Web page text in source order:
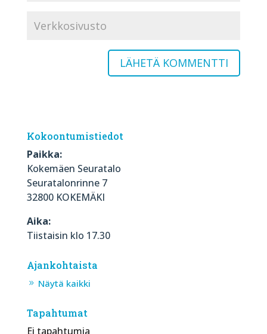
Kokoontumistiedot
Paikka:
Kokemäen Seuratalo
Seuratalonrinne 7
32800 KOKEMÄKI
Aika:
Tiistaisin klo 17.30
Ajankohtaista
Näytä kaikki
Tapahtumat
Ei tapahtumia